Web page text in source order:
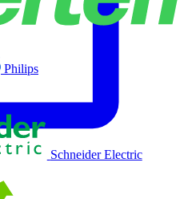
Philips
Schneider Electric